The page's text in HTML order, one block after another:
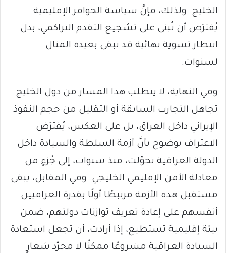
الخليج. ولذلك، فإنَّ سياسة الحوافز الإقليمية
يُفترَض أن تُبنى على تشجيع التقدم التراكمي، بدل
انتظار تسوية نهائية قد تبقى بعيدة المنال
لسنوات.
وفي النهاية، لا يتطلب هذا المسار من دول الخليج
تجاهل التجارب السابقة أو التقليل من حجم النفوذ
الإيراني داخل العراق، بل على العكس، يُفترَض
الاعتراف بوضوح بأنَّ أزمة السلطة والسيادة داخل
الدولة العراقية تحوّلت، منذ سنوات، إلى جُزءٍ من
معادلة الأمن الإقليمي الخليجي. وفي المقابل، يبقى
مستقبل هذه الأزمة مرتبطًا أولًا بقدرة العراقيين
أنفسهم على إعادة تعريف توازنات دولتهم، ضمن
بيئة إقليمية تستطيع، إذا أرادت، أن تجعل استعادة
السيادة العراقية مشروعًا ممكنًا لا مجرّد شعارٍ